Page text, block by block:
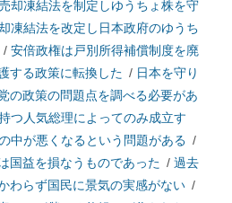
却凍結法を制定しゆうちょ株を守
凍結法を改定し日本政府のゆうち
/ 安倍政権は戸別所得補償制度を廃
する政策に転換した / 日本を守り
の政策の問題点を調べる必要があ
つ人気総理によってのみ成立す
中が悪くなるという問題がある /
国益を損なうものであった / 過去
わらず国民に景気の実感がない /